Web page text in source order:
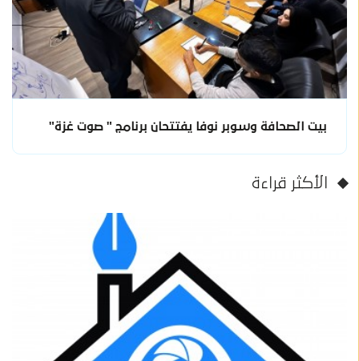
بيت الصحافة وسوبر نوفا يفتتحان برنامج " صوت غزة"
الأكثر قراءة